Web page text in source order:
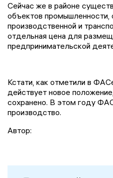
Сейчас же в районе
объектов промышленности,
производственной и
отдельная цена для
предпринимательской
Кстати, как отметили в
действует новое
сохранено. В этом году
производство.
Автор: